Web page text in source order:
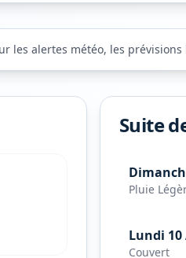
les alertes météo, les
Suite
Pluie
Lundi
Couvert